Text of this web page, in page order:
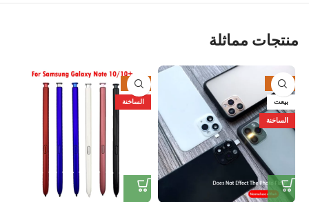
منتجات مماثلة
-38%
بيعت
الساخنة
-34%
الساخنة